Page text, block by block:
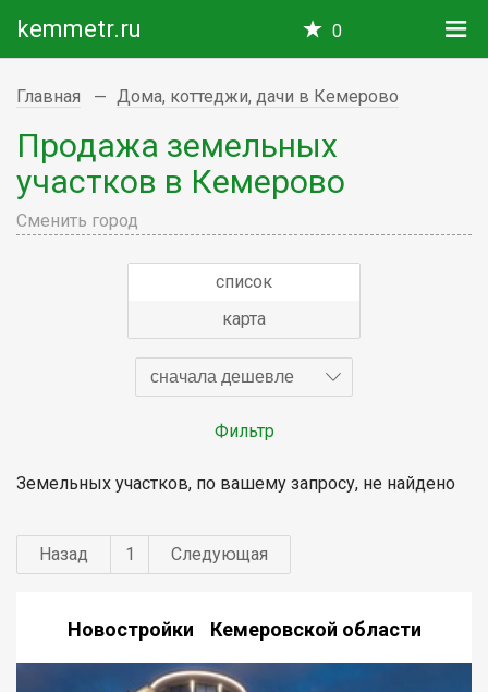
kemmetr.ru 0
Главная Дома, коттеджи, дачи в Кемерово
Продажа земельных
участков в Кемерово
Сменить город
список
карта
сначала дешевле
Фильтр
Земельных участков, по вашему запросу, не найдено
Назад 1 Следующая
Новостройки Кемеровской области